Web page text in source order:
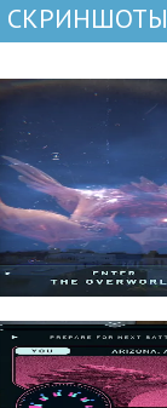
СКРИНШОТЫ